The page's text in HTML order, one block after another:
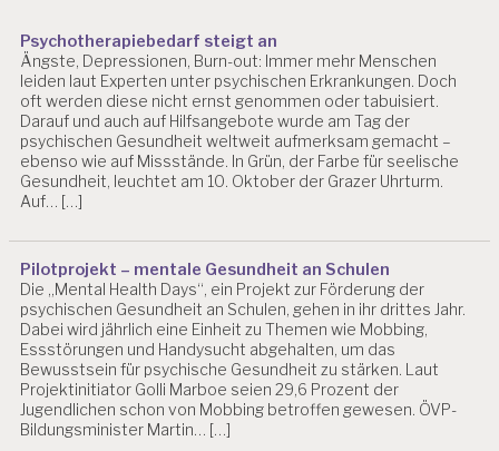
Psychotherapiebedarf steigt an
Ängste, Depressionen, Burn-out: Immer mehr Menschen
leiden laut Experten unter psychischen Erkrankungen. Doch
oft werden diese nicht ernst genommen oder tabuisiert.
Darauf und auch auf Hilfsangebote wurde am Tag der
psychischen Gesundheit weltweit aufmerksam gemacht –
ebenso wie auf Missstände. In Grün, der Farbe für seelische
Gesundheit, leuchtet am 10. Oktober der Grazer Uhrturm.
Auf… […]
Pilotprojekt – mentale Gesundheit an Schulen
Die „Mental Health Days“, ein Projekt zur Förderung der
psychischen Gesundheit an Schulen, gehen in ihr drittes Jahr.
Dabei wird jährlich eine Einheit zu Themen wie Mobbing,
Essstörungen und Handysucht abgehalten, um das
Bewusstsein für psychische Gesundheit zu stärken. Laut
Projektinitiator Golli Marboe seien 29,6 Prozent der
Jugendlichen schon von Mobbing betroffen gewesen. ÖVP-
Bildungsminister Martin… […]